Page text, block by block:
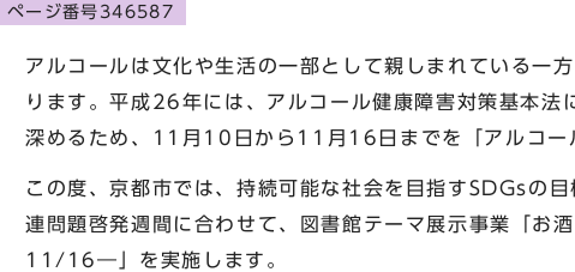
ページ番号346587
アルコールは文化や生活の一部として親しまれている一
ります。平成26年には、アルコール健康障害対策基本法
深めるため、11月10日から11月16日までを「アルコー
この度、京都市では、持続可能な社会を目指すSDGsの
連問題啓発週間に合わせて、図書館テーマ展示事業
11/16―」を実施します。